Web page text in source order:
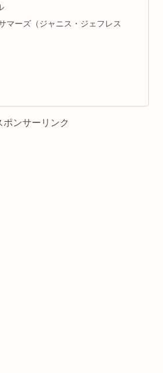
マーズ（ジャニス・ジェフレス
ポンサーリンク